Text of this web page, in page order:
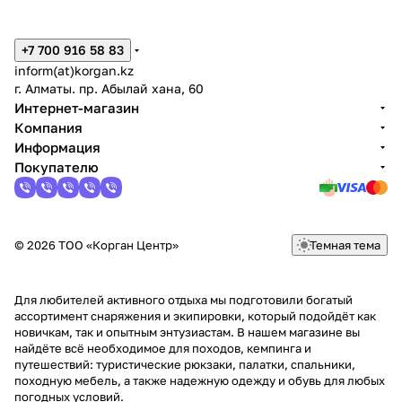
+7 700 916 58 83
inform(at)korgan.kz
г. Алматы. пр. Абылай хана, 60
Интернет-магазин
Компания
Информация
Покупателю
© 2026 ТОО «Корган Центр» Темная тема
Для любителей активного отдыха мы подготовили богатый
ассортимент снаряжения и экипировки, который подойдёт как
новичкам, так и опытным энтузиастам. В нашем магазине вы
найдёте всё необходимое для походов, кемпинга и
путешествий: туристические рюкзаки, палатки, спальники,
походную мебель, а также надежную одежду и обувь для любых
погодных условий.